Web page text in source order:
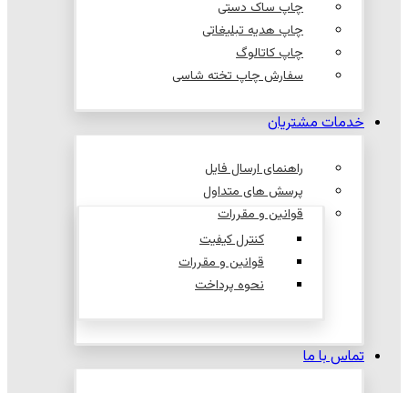
چاپ ساک دستی
چاپ هدیه تبلیغاتی
چاپ کاتالوگ
سفارش چاپ تخته شاسی
خدمات مشتریان
راهنمای ارسال فایل
پرسش های متداول
قوانین و مقررات
کنترل کیفیت
قوانین و مقررات
نحوه پرداخت
تماس با ما